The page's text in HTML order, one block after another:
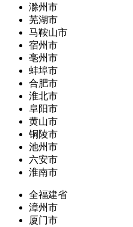
滁州市
芜湖市
马鞍山市
宿州市
亳州市
蚌埠市
合肥市
淮北市
阜阳市
黄山市
铜陵市
池州市
六安市
淮南市
全福建省
漳州市
厦门市